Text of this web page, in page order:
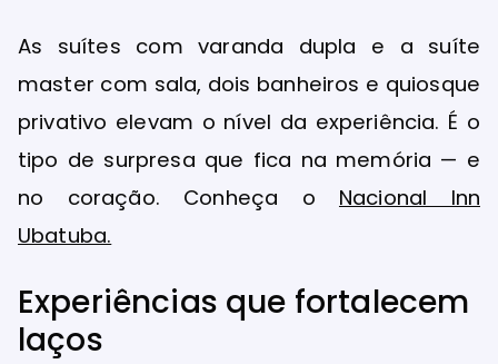
As suítes com varanda dupla e a suíte
master com sala, dois banheiros e quiosque
privativo elevam o nível da experiência. É o
tipo de surpresa que fica na memória — e
no coração. Conheça o Nacional Inn
Ubatuba.
Experiências que fortalecem
laços